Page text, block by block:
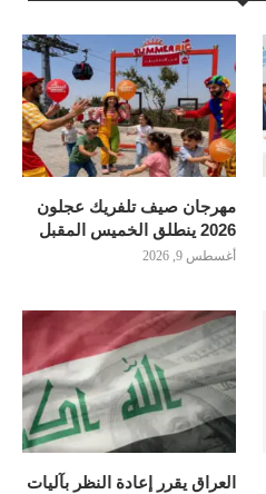
مهرجان صيف تلفريك عجلون
2026 ينطلق الخميس المقبل
أغسطس 9, 2026
العراق يقرر إعادة النظر بآليات